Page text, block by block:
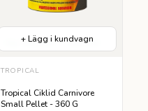
Hög Proteinhalt Lättsmält
+ Lägg i kundvagn
TROPICAL
Tropical Ciklid Carnivore
Small Pellet - 360 G